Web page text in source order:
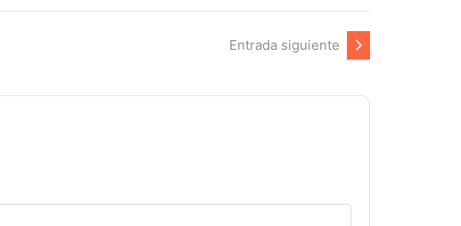
Entrada siguiente